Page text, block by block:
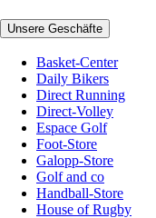
Unsere Geschäfte
Basket-Center
Daily Bikers
Direct Running
Direct-Volley
Espace Golf
Foot-Store
Galopp-Store
Golf and co
Handball-Store
House of Rugby